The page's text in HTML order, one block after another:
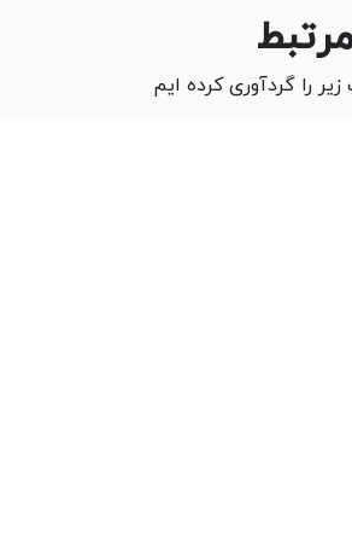
را گردآوری کرده ایم